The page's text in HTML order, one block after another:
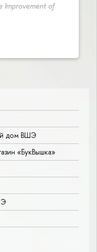
Improvement of
дом ВШЭ
«БукВышка»